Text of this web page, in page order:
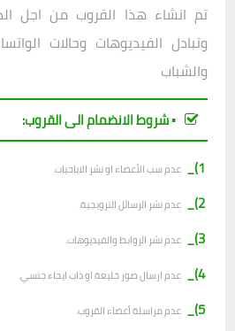
تم انشاء هذا القروب من اجل
وتبادل الفيديوهات وحالات
والشباب
▪︎ شروط الانضمام الى القروب:
1)_
عدم سب الأعضاء او نشر الاباحيات.
2)_ عدم نشر الرسائل الترويجية.
3)_ عدم نشر الروابط والفيديوهات.
4)_ عدم ارسال صور خليعة او ذات ايحاء جنسي.
5)_ عدم مراسلة أعضاء القروب.